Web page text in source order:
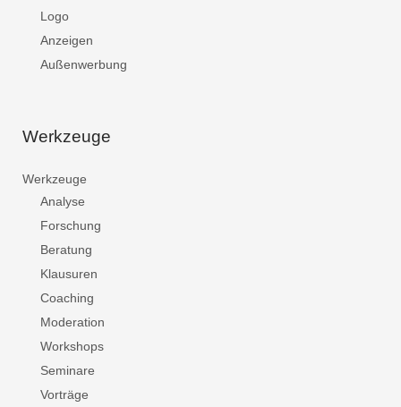
Logo
Anzeigen
Außenwerbung
Werkzeuge
Werkzeuge
Analyse
Forschung
Beratung
Klausuren
Coaching
Moderation
Workshops
Seminare
Vorträge